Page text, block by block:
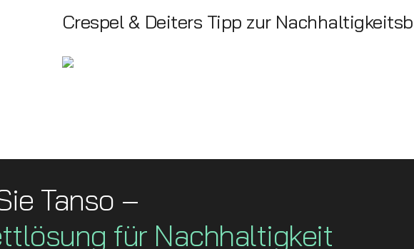
Crespel & Deiters Tipp zur
Tanso –
für Nachhaltigkeit